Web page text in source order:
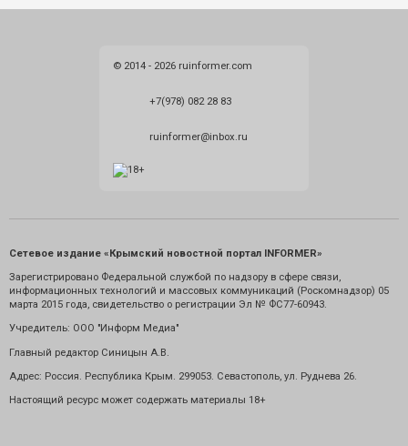
© 2014 - 2026 ruinformer.com
+7(978) 082 28 83
ruinformer@inbox.ru
Сетевое издание «Крымский новостной портал INFORMER»
Зарегистрировано Федеральной службой по надзору в сфере связи,
информационных технологий и массовых коммуникаций (Роскомнадзор) 05
марта 2015 года, свидетельство о регистрации Эл № ФС77-60943.
Учредитель: ООО "Информ Медиа"
Главный редактор Синицын А.В.
Адрес: Россия. Республика Крым. 299053. Севастополь, ул. Руднева 26.
Настоящий ресурс может содержать материалы 18+